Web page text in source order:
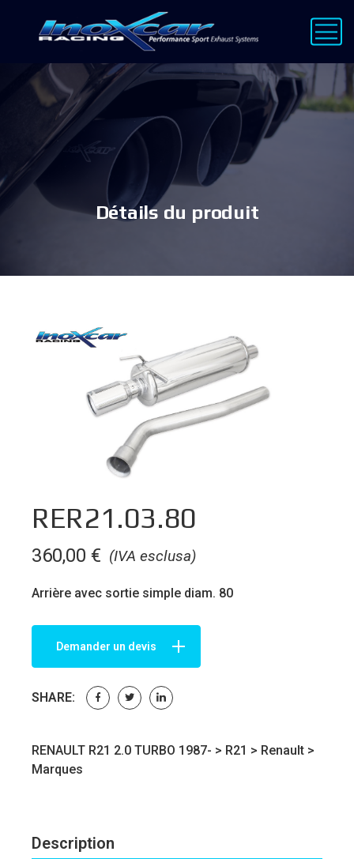
Détails du produit
RER21.03.80
(IVA esclusa)
360,00 €
Arrière avec sortie simple diam. 80
Demander un devis
SHARE:
RENAULT R21 2.0 TURBO 1987- > R21 > Renault >
Marques
Description